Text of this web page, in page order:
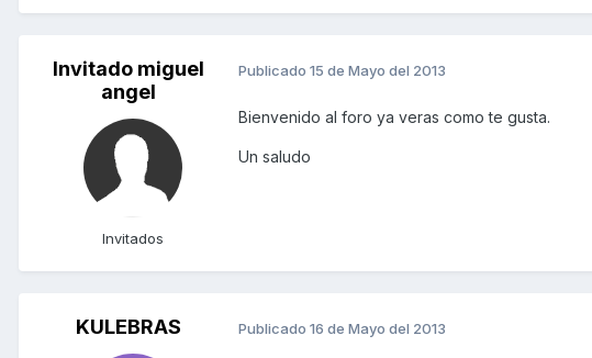
Invitado miguel
angel
Invitados
Publicado 15 de Mayo del 2013
Bienvenido al foro ya veras como te gusta.
Un saludo
KULEBRAS Publicado 16 de Mayo del 2013